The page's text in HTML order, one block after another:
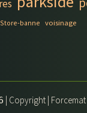
Store-banne voisinage
| Copyright | Forcemat